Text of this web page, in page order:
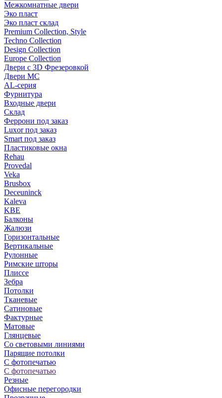
Межкомнатные двери
Эко пласт
Эко пласт склад
Premium Collection, Style
Techno Collection
Design Collection
Europe Collection
Двери с 3D Фрезеровкой
Двери МС
AL-серия
Фурнитура
Входные двери
Склад
Феррони под заказ
Luxor под заказ
Smart под заказ
Пластиковые окна
Rehau
Provedal
Veka
Brusbox
Deceuninck
Kaleva
KBE
Балконы
Жалюзи
Горизонтальные
Вертикальные
Рулонные
Римские шторы
Плиссе
Зебра
Потолки
Тканевые
Сатиновые
Фактурные
Матовые
Глянцевые
Со световыми линиями
Парящие потолки
С фотопечатью
С фотопечатью
Резные
Офисные перегородки